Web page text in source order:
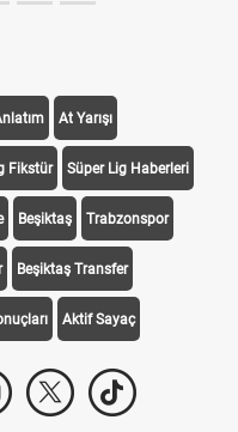
At Yarışı
Fikstür Süper Lig Haberleri
Beşiktaş Trabzonspor
Beşiktaş Transfer
Aktif Sayaç